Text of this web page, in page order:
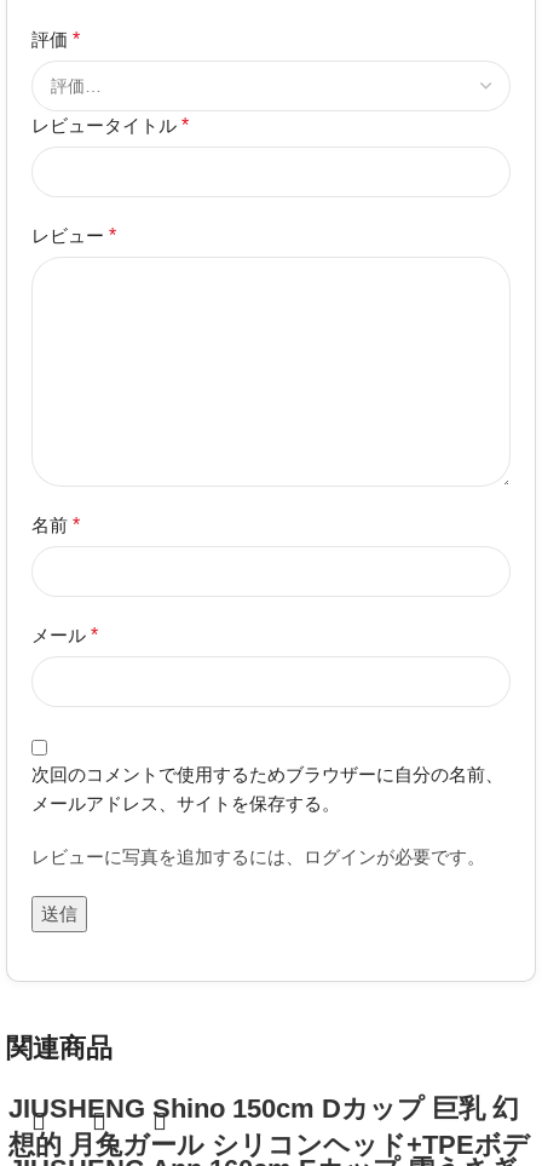
評価 *
レビュータイトル *
レビュー *
名前 *
メール *
次回のコメントで使用するためブラウザーに自分の名前、
メールアドレス、サイトを保存する。
レビューに写真を追加するには、ログインが必要です。
関連商品
JIUSHENG Shino 150cm Dカップ 巨乳 幻
想的 月兔ガール シリコンヘッド+TPEボデ